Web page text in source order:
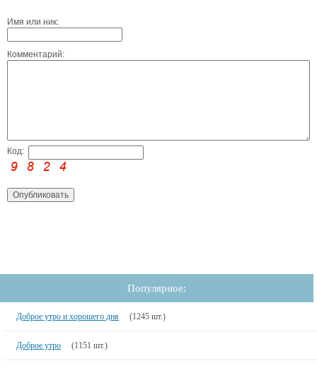
Имя или ник:
Комментарий:
Код:
Популярное:
Доброе утро и хорошего дня (1245 шт.)
Доброе утро (1151 шт.)